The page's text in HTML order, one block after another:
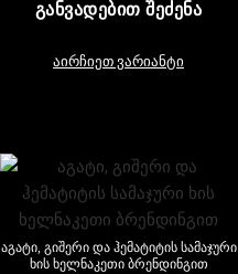
ᲒᲐᲜᲕᲐᲓᲔᲑᲘᲗ ᲨᲔᲫᲔᲜᲐ
აირჩიეთ ვარიანტი
აგატი, გიშერი და ჰემატიტის სამაჯური
ხის ხელნაკეთი ბრენდინგით